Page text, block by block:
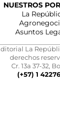
NUESTROS
La
Asuntos
La
derechos
Cr. 13a 37-32,
(+57) 1